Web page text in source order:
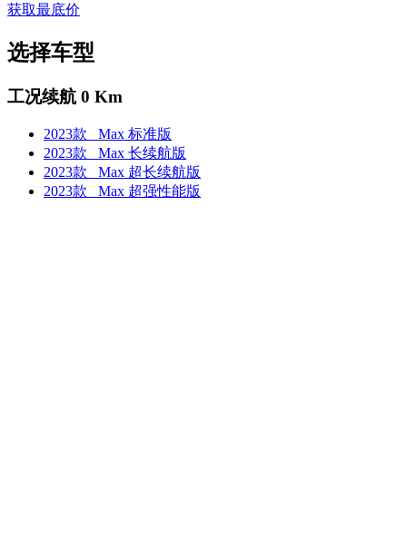
获取最底价
选择车型
工况续航 0 Km
2023款 Max 标准版
2023款 Max 长续航版
2023款 Max 超长续航版
2023款 Max 超强性能版